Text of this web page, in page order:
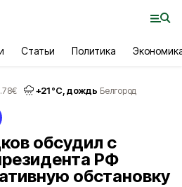
Статьи Политика
€ +21°С, дождь Белгород
обсудил с
РФ
обстановку